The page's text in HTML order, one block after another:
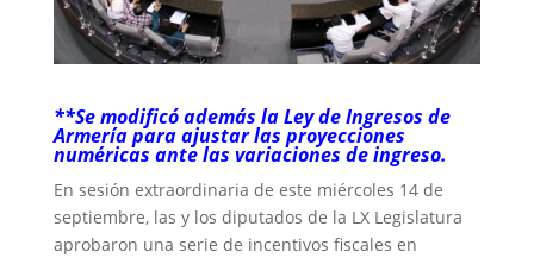
**Se modificó además la Ley de Ingresos de
Armería para ajustar las proyecciones
numéricas ante las variaciones de ingreso.
En sesión extraordinaria de este miércoles 14 de
septiembre, las y los diputados de la LX Legislatura
aprobaron una serie de incentivos fiscales en